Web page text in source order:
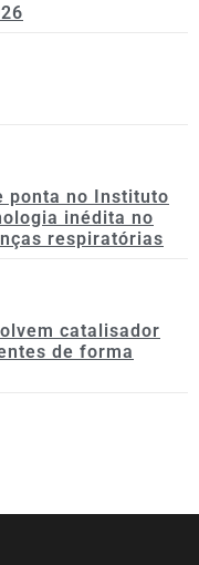
ponta no Instituto
inédita no
respiratórias
catalisador
de forma